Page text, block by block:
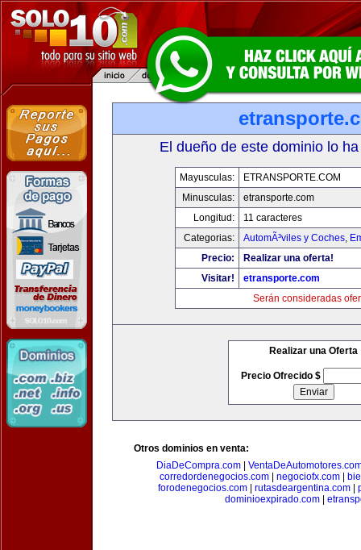
El dueño de este dominio lo
Mayusculas:
ETRANSPORTE.COM
Minusculas:
etransporte.com
Longitud:
11 caracteres
Categorias:
AutomÃ³viles y Coches,
Precio:
Realizar una oferta!
Visitar!
etransporte.com
Serán consideradas
Realizar una Oferta
Precio Ofrecido $
Otros dominios en venta:
DiaDeCompra.com|
corredordenegocios.com
negociofx.com
forodenegocios.com| rutasdeargentina.com|
dominioexpirado.com|